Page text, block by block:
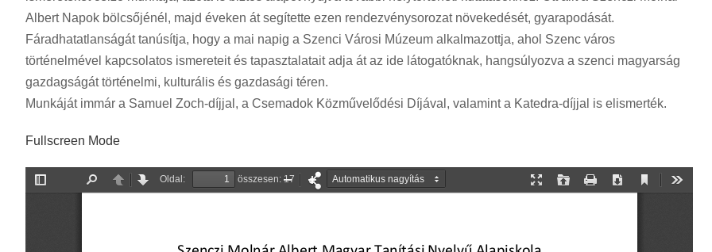
Albert Napok bölcsőjénél, majd éveken át segítette ezen rendezvénysorozat növekedését, gyarapodását.
Fáradhatatlanságát tanúsítja, hogy a mai napig a Szenci Városi Múzeum alkalmazottja, ahol Szenc város
történelmével kapcsolatos ismereteit és tapasztalatait adja át az ide látogatóknak, hangsúlyozva a szenci magyarság
gazdagságát történelmi, kulturális és gazdasági téren.
Munkáját immár a Samuel Zoch-díjjal, a Csemadok Közművelődési Díjával, valamint a Katedra-díjjal is elismerték.
Fullscreen Mode